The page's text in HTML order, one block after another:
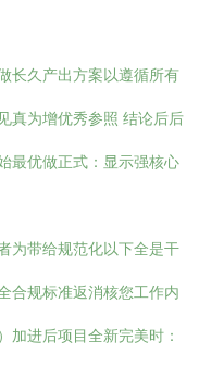
长久产出方案以遵循所有
真为增优秀参照 结论后后
最优做正式：显示强核心
为带给规范化以下全是干
合规标准返消核您工作内
加进后项目全新完美时：